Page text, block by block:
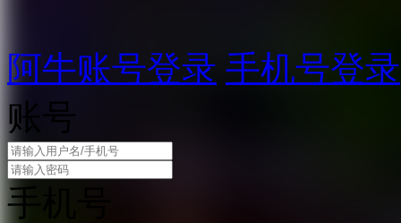
阿牛账号登录 手机号登录
账号
手机号